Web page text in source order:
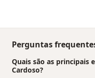
Perguntas
Quais são as principais
Cardoso?